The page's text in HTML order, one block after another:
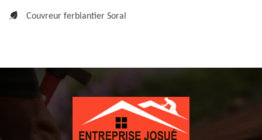
Couvreur ferblantier Soral